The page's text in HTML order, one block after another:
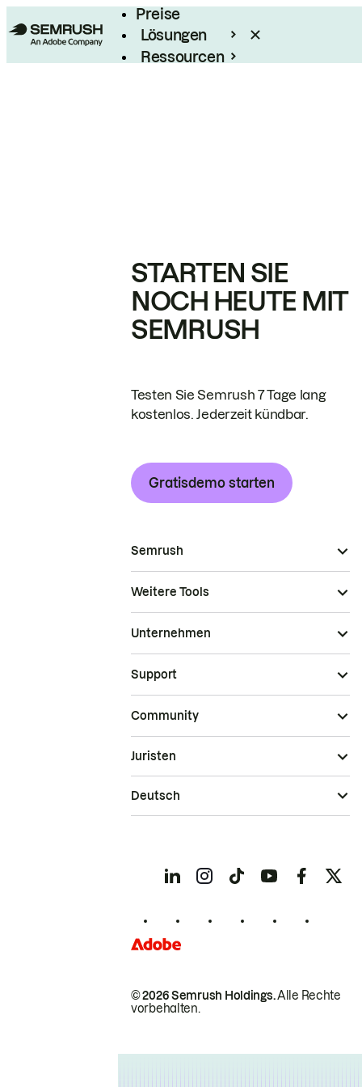
Preise
Lösungen
Ressourcen
STARTEN SIE
NOCH HEUTE MIT
SEMRUSH
Testen Sie Semrush 7 Tage lang
kostenlos. Jederzeit kündbar.
Gratisdemo starten
Semrush
Weitere Tools
Unternehmen
Support
Community
© 2026 Semrush Holdings.Alle Rechte
vorbehalten.
Juristen
Deutsch